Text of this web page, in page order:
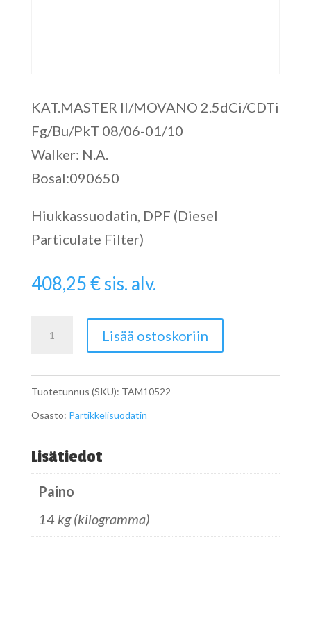
KAT.MASTER II/MOVANO 2.5dCi/CDTi
Fg/Bu/PkT 08/06-01/10
Walker: N.A.
Bosal:090650
Hiukkassuodatin, DPF (Diesel
Particulate Filter)
408,25€sis. alv.
Converter
määrä
Lisää ostoskoriin
Tuotetunnus (SKU): TAM10522
Osasto: Partikkelisuodatin
Lisätiedot
Paino
14 kg (kilogramma)